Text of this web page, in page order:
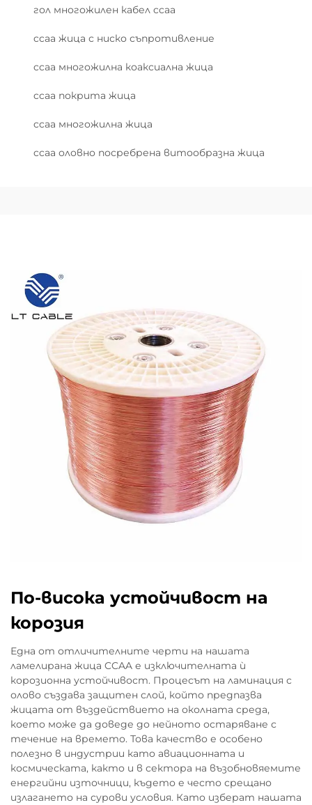
гол многожилен кабел ccaa
ccaa жица с ниско съпротивление
ccaa многожилна коаксиална жица
ccaa покрита жица
ccaa многожилна жица
ccaa оловно посребрена витообразна жица
По-висока устойчивост на
корозия
Една от отличителните черти на нашата
ламелирана жица CCAA е изключителната ѝ
корозионна устойчивост. Процесът на ламинация с
олово създава защитен слой, който предпазва
жицата от въздействието на околната среда,
което може да доведе до нейното остаряване с
течение на времето. Това качество е особено
полезно в индустрии като авиационната и
космическата, както и в сектора на възобновяемите
енергийни източници, където е често срещано
излагането на сурови условия. Като изберат нашата